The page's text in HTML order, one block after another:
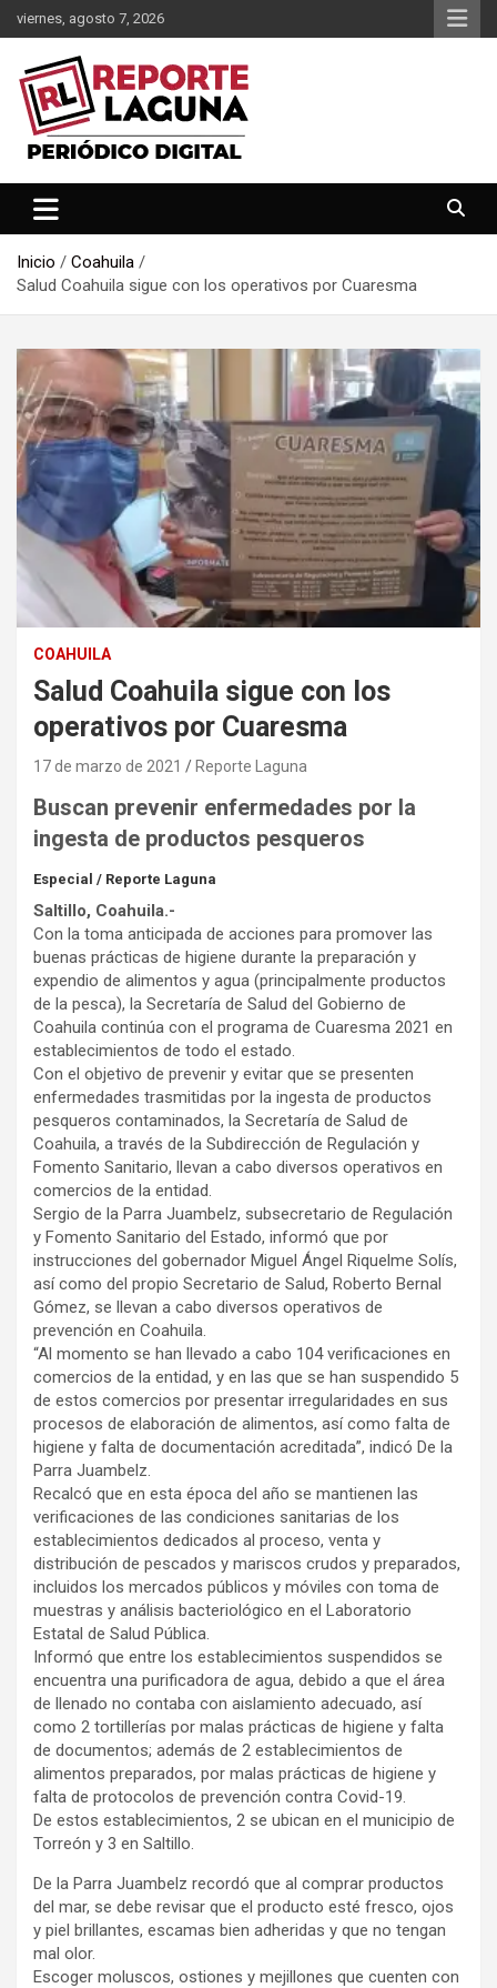
Saltar
al
contenido
viernes, agosto 7, 2026
Reporte Laguna
Inicio
Coahuila
Salud Coahuila sigue con los operativos por Cuaresma
COAHUILA
Salud Coahuila sigue con los
operativos por Cuaresma
17 de marzo de 2021 Reporte Laguna
Buscan prevenir enfermedades por la
ingesta de productos pesqueros
Especial / Reporte Laguna
Saltillo, Coahuila.-
Con la toma anticipada de acciones para promover las
buenas prácticas de higiene durante la preparación y
expendio de alimentos y agua (principalmente productos
de la pesca), la Secretaría de Salud del Gobierno de
Coahuila continúa con el programa de Cuaresma 2021 en
establecimientos de todo el estado.
Con el objetivo de prevenir y evitar que se presenten
enfermedades trasmitidas por la ingesta de productos
pesqueros contaminados, la Secretaría de Salud de
Coahuila, a través de la Subdirección de Regulación y
Fomento Sanitario, llevan a cabo diversos operativos en
comercios de la entidad.
Sergio de la Parra Juambelz, subsecretario de Regulación
y Fomento Sanitario del Estado, informó que por
instrucciones del gobernador Miguel Ángel Riquelme Solís,
así como del propio Secretario de Salud, Roberto Bernal
Gómez, se llevan a cabo diversos operativos de
prevención en Coahuila.
“Al momento se han llevado a cabo 104 verificaciones en
comercios de la entidad, y en las que se han suspendido 5
de estos comercios por presentar irregularidades en sus
procesos de elaboración de alimentos, así como falta de
higiene y falta de documentación acreditada”, indicó De la
Parra Juambelz.
Recalcó que en esta época del año se mantienen las
verificaciones de las condiciones sanitarias de los
establecimientos dedicados al proceso, venta y
distribución de pescados y mariscos crudos y preparados,
incluidos los mercados públicos y móviles con toma de
muestras y análisis bacteriológico en el Laboratorio
Estatal de Salud Pública.
Informó que entre los establecimientos suspendidos se
encuentra una purificadora de agua, debido a que el área
de llenado no contaba con aislamiento adecuado, así
como 2 tortillerías por malas prácticas de higiene y falta
de documentos; además de 2 establecimientos de
alimentos preparados, por malas prácticas de higiene y
falta de protocolos de prevención contra Covid-19.
De estos establecimientos, 2 se ubican en el municipio de
Torreón y 3 en Saltillo.
De la Parra Juambelz recordó que al comprar productos
del mar, se debe revisar que el producto esté fresco, ojos
y piel brillantes, escamas bien adheridas y que no tengan
mal olor.
Escoger moluscos, ostiones y mejillones que cuenten con